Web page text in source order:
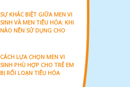
SỰ KHÁC BIỆT GIỮA MEN VI
SINH VÀ MEN TIÊU HÓA: KHI
NÀO NÊN SỬ DỤNG CHO
CÁCH LỰA CHỌN MEN VI
SINH PHÙ HỢP CHO TRẺ EM
BỊ RỐI LOẠN TIÊU HÓA